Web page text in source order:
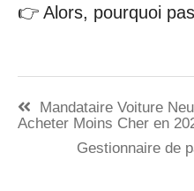
👉 Alors, pourquoi
de
l’article
Mandataire Voiture
Acheter Moins Cher en
Gestionnaire de